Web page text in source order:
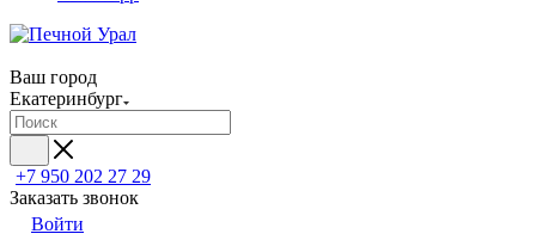
Ваш город
Екатеринбург
+7 950 202 27 29
Заказать звонок
Войти